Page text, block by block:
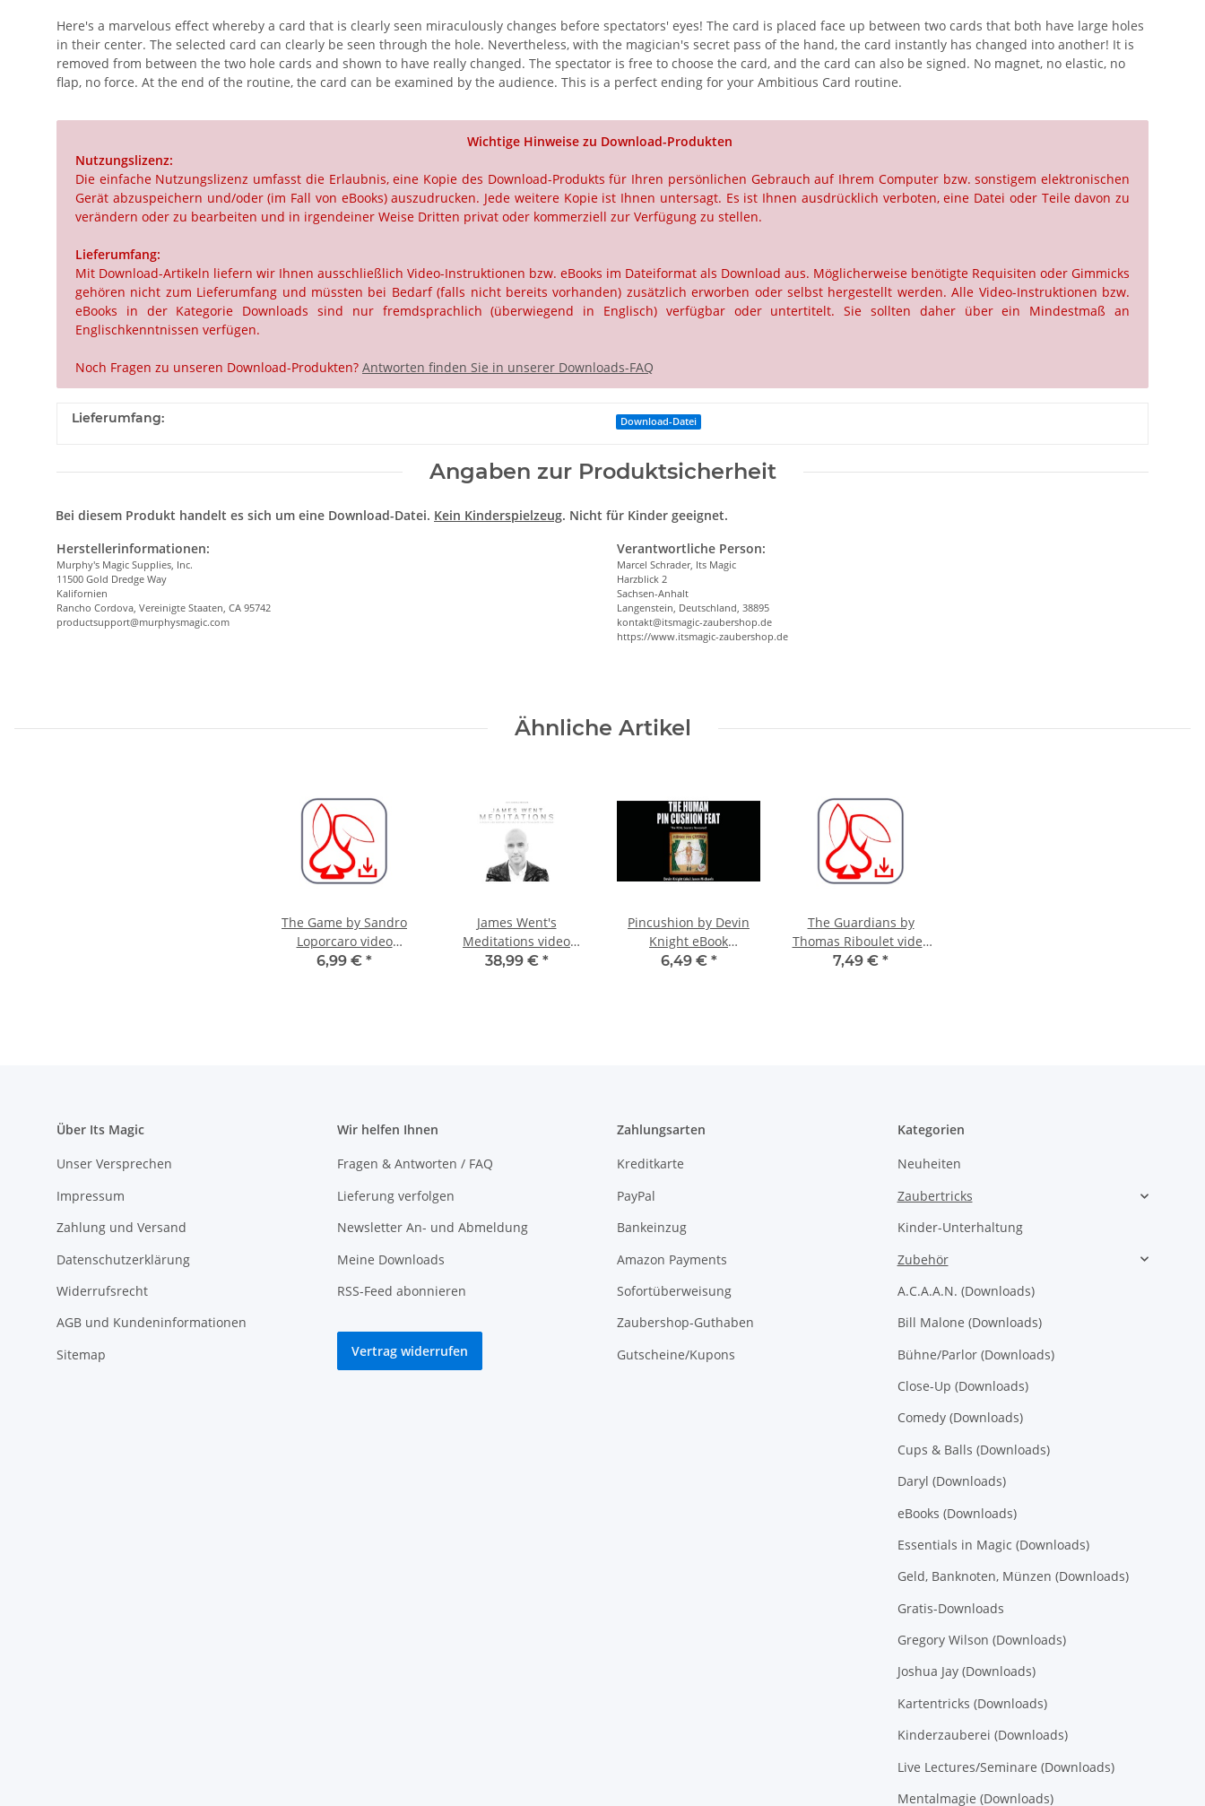
Here's a marvelous effect whereby a card that is clearly seen miraculously changes before spectators' eyes! The card is placed face up between two cards that both have large holes
in their center. The selected card can clearly be seen through the hole. Nevertheless, with the magician's secret pass of the hand, the card instantly has changed into another! It is
removed from between the two hole cards and shown to have really changed. The spectator is free to choose the card, and the card can also be signed. No magnet, no elastic, no
flap, no force. At the end of the routine, the card can be examined by the audience. This is a perfect ending for your Ambitious Card routine.
Wichtige Hinweise zu Download-Produkten
Nutzungslizenz:
Die einfache Nutzungslizenz umfasst die Erlaubnis, eine Kopie des Download-Produkts für Ihren persönlichen Gebrauch auf Ihrem Computer bzw. sonstigem elektronischen
Gerät abzuspeichern und/oder (im Fall von eBooks) auszudrucken. Jede weitere Kopie ist Ihnen untersagt. Es ist Ihnen ausdrücklich verboten, eine Datei oder Teile davon zu
verändern oder zu bearbeiten und in irgendeiner Weise Dritten privat oder kommerziell zur Verfügung zu stellen.
Lieferumfang:
Mit Download-Artikeln liefern wir Ihnen ausschließlich Video-Instruktionen bzw. eBooks im Dateiformat als Download aus. Möglicherweise benötigte Requisiten oder Gimmicks
gehören nicht zum Lieferumfang und müssten bei Bedarf (falls nicht bereits vorhanden) zusätzlich erworben oder selbst hergestellt werden. Alle Video-Instruktionen bzw.
eBooks in der Kategorie Downloads sind nur fremdsprachlich (überwiegend in Englisch) verfügbar oder untertitelt. Sie sollten daher über ein Mindestmaß an
Englischkenntnissen verfügen.
Noch Fragen zu unseren Download-Produkten? Antworten finden Sie in unserer Downloads-FAQ
Lieferumfang: Download-Datei
Angaben zur Produktsicherheit
Bei diesem Produkt handelt es sich um eine Download-Datei. Kein Kinderspielzeug. Nicht für Kinder geeignet.
Herstellerinformationen:
Murphy's Magic Supplies, Inc.
11500 Gold Dredge Way
Kalifornien
Rancho Cordova, Vereinigte Staaten, CA 95742
productsupport@murphysmagic.com
Verantwortliche Person:
Marcel Schrader, Its Magic
Harzblick 2
Sachsen-Anhalt
Langenstein, Deutschland, 38895
kontakt@itsmagic-zaubershop.de
https://www.itsmagic-zaubershop.de
Ähnliche Artikel
The Game by Sandro
Loporcaro video
DOWNLOAD
6,99 € *
James Went's
Meditations video
DOWNLOAD
38,99 € *
Pincushion by Devin
Knight eBook
DOWNLOAD
6,49 € *
The Guardians by
Thomas Riboulet video
DOWNLOAD
7,49 € *
Über Its Magic
Unser Versprechen
Impressum
Zahlung und Versand
Datenschutzerklärung
Widerrufsrecht
AGB und Kundeninformationen
Sitemap
Wir helfen Ihnen
Fragen & Antworten / FAQ
Lieferung verfolgen
Newsletter An- und Abmeldung
Meine Downloads
RSS-Feed abonnieren
Vertrag widerrufen
Zahlungsarten
Kreditkarte
PayPal
Bankeinzug
Amazon Payments
Sofortüberweisung
Zaubershop-Guthaben
Gutscheine/Kupons
Kategorien
Neuheiten
Zaubertricks
Kinder-Unterhaltung
Zubehör
A.C.A.A.N. (Downloads)
Bill Malone (Downloads)
Bühne/Parlor (Downloads)
Close-Up (Downloads)
Comedy (Downloads)
Cups & Balls (Downloads)
Daryl (Downloads)
eBooks (Downloads)
Essentials in Magic (Downloads)
Geld, Banknoten, Münzen (Downloads)
Gratis-Downloads
Gregory Wilson (Downloads)
Joshua Jay (Downloads)
Kartentricks (Downloads)
Kinderzauberei (Downloads)
Live Lectures/Seminare (Downloads)
Mentalmagie (Downloads)